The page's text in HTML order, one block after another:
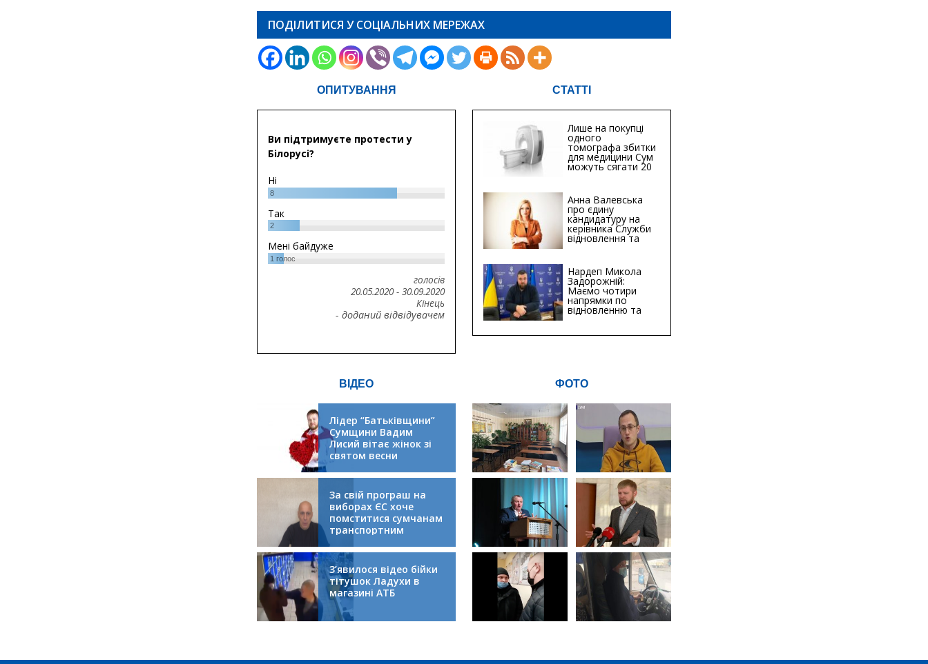
ПОДІЛИТИСЯ У СОЦІАЛЬНИХ МЕРЕЖАХ
ОПИТУВАННЯ
Ви підтримуєте протести у
Білорусі?
Ні
8
Так
2
Мені байдуже
1голос
голосів
20.05.2020- 30.09.2020
Кінець
- доданий відвідувачем
СТАТТІ
Лише на покупці
одного
томографа збитки
для медицини Сум
можуть сягати 20
мільйонів гривень
Анна Валевська
про єдину
кандидатуру на
керівника Служби
відновлення та
інфраструктури у
Хіба...
Нардеп Микола
Задорожній:
Маємо чотири
напрямки по
відновленню та
будівництву
інфраструктури
ВІДЕО
Лідер “Батьківщини”
Сумщини Вадим
Лисий вітає жінок зі
святом весни
За свій програш на
виборах ЄС хоче
помститися сумчанам
транспортним
колапсом
З’явилося відео бійки
тітушок Ладухи в
магазині АТБ
ФОТО